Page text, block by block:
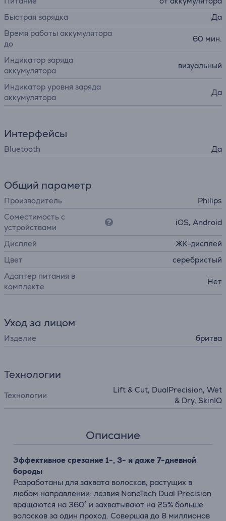
Быстрая зарядка
Да
Время работы аккумулятора
до
60 мин.
Индикатор заряда
аккумулятора
визуальный
Индикатор уровня заряда
аккумулятора
Да
Интерфейсы
Bluetooth Да
Общий параметр
Производитель
Philips
Соместимость с
устройствами
iOS, Android
Дисплей
ЖК-дисплей
Цвет
серебристый
Адаптер питания в
комплекте
Нет
Уход за лицом
Изделие бритва
Технологии
Технологии
Lift & Cut, DualPrecision, Wet
& Dry, SkinIQ
Описание
Эффективное срезание 1-, 3- и даже 7-дневной
бороды
Разработаны для захвата волосков, растущих в
любом направлении: лезвия NanoTech Dual Precision
вращаются на 360° и захватывают на 25% больше
волосков за один проход. Совершая до 8 миллионов